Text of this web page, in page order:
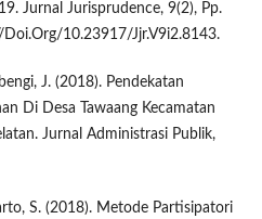
Jurnal Jurisprudence, 9(2), Pp.
10.23917/Jjr.V9i2.8143.
J. (2018). Pendekatan
Di Desa Tawaang Kecamatan
Jurnal Administrasi Publik,
S. (2018). Metode Partisipatori